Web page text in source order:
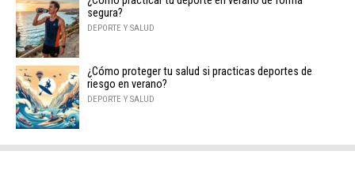
segura?
DEPORTE Y SALUD
¿Cómo proteger tu salud si practicas deportes de
riesgo en verano?
DEPORTE Y SALUD